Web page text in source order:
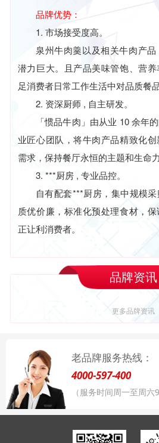
品牌优势：
1. 市场接受度高。
泉州牛肉羹以及相关牛肉产
潜力巨大。且产品美味管饱、营
足消费者日常工作生活中对品质餐品
2. 资深厨师 , 自主研发。
「惯品牛肉」由从业 10 余年
业匠心团队，将牛肉产品精致化
需求，保持餐厅永恒的主题和生命力
3. ***厨房 , 专业品控。
自有配套***厨房，集中规模
质优价廉，标准化预处理食材，
正让利消费者。
品牌资讯
更多品牌资讯
老品牌服务热线：
4000-597-400
（服务时间周一至周六